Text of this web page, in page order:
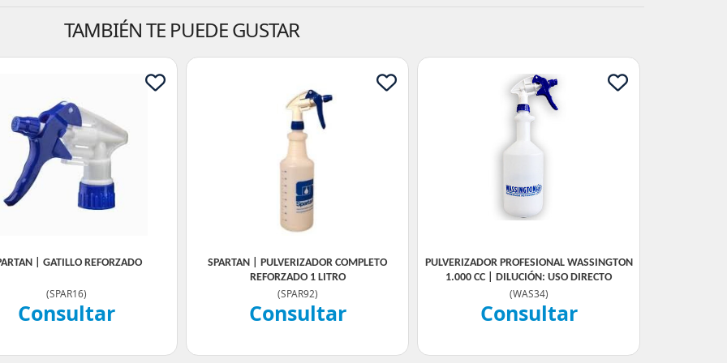
TAMBIÉN TE PUEDE GUSTAR
| GATILLO REFORZADO
(SPAR16)
Consultar
SPARTAN | PULVERIZADOR COMPLETO
REFORZADO 1 LITRO
(SPAR92)
Consultar
PULVERIZADOR PROFESIONAL WASSINGTON
1.000 CC | DILUCIÓN: USO DIRECTO
(WAS34)
Consultar